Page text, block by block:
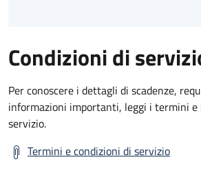
Condizioni di
Per conoscere i dettagli di scadenze,
informazioni importanti, leggi i termini e
servizio.
Termini e condizioni di servizio